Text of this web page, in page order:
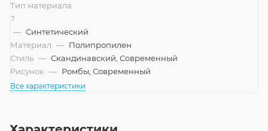
Тип материала
?
— Синтетический
Материал — Полипропилен
Стиль — Скандинавский, Современный
Рисунок — Ромбы, Современный
Все характеристики